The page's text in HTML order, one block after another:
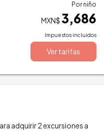
Por niño
MXN$ 3,686
Impuestos incluidos
Ver tarifas
adquirir 2 excursiones a